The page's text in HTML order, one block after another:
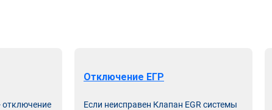
отключение
Отключение ЕГР
Если неисправен Клапан EGR системы